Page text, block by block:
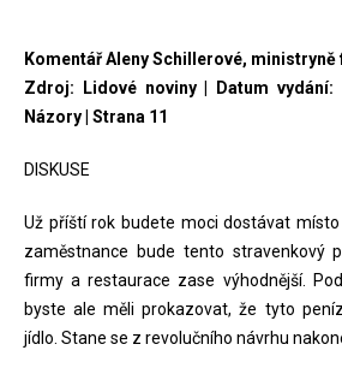
Komentář Aleny Schillerové, ministryně
Zdroj: Lidové noviny | Datum vydání:
Názory | Strana 11
DISKUSE
Už příští rok budete moci dostávat
zaměstnance bude tento stravenkový
firmy a restaurace zase výhodnější.
byste ale měli prokazovat, že tyto
jídlo. Stane se z revolučního návrhu